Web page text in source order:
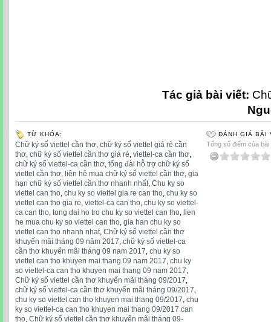
Tác giả bài viết:
TỪ KHÓA:
Chữ ký số viettel cần thơ chữ ký số viettel giá rẻ cần
thơ chữ ký số viettel cần thơ giá rẻ viettel-ca cần thơ
chữ ký số viettel-ca cần thơ tổng đài hỗ trợ chữ ký số
viettel cần thơ liên hệ mua chữ ký số viettel cần thơ gia
hạn chữ ký số viettel cần thơ nhanh nhất Chu ky so
viettel can tho chu ky so viettel gia re can tho chu ky so
viettel can tho gia re viettel-ca can tho chu ky so viettel-
ca can tho tong dai ho tro chu ky so viettel can tho lien
he mua chu ky so viettel can tho gia han chu ky so
viettel can tho nhanh nhat Chữ ký số viettel cần thơ
khuyến mãi tháng 09 năm 2017 chữ ký số viettel-ca
cần thơ khuyến mãi tháng 09 nam 2017 chu ky so
viettel can tho khuyen mai thang 09 nam 2017 chu ky
so viettel-ca can tho khuyen mai thang 09 nam 2017
Chữ ký số viettel cần thơ khuyến mãi tháng 09/2017
chữ ký số viettel-ca cần thơ khuyến mãi tháng 09/2017
chu ky so viettel can tho khuyen mai thang 09/2017 chu
ky so viettel-ca can tho khuyen mai thang 09/2017 can
tho Chữ ký số viettel cần thơ khuyến mãi tháng 09-
ĐÁNH GIÁ BÀI
Tổng số điểm của